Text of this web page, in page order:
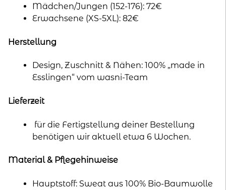
Mädchen/Jungen (152-176): 72€
Erwachsene (XS-5XL): 82€
Herstellung
Design, Zuschnitt & Nähen: 100% „made in
Esslingen“ vom wasni-Team
Lieferzeit
für die Fertigstellung deiner Bestellung
benötigen wir aktuell etwa 6 Wochen.
Material & Pflegehinweise
Hauptstoff: Sweat aus 100% Bio-Baumwolle